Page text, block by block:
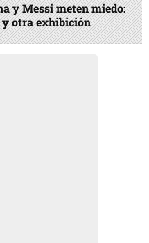
y Messi meten miedo:
y otra exhibición